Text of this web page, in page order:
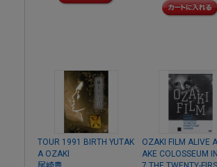
TOUR 1991 BIRTH YUTAK
A OZAKI
OZAKI FILM ALIVE
AKE COLOSSEUM